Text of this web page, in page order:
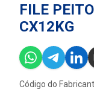
FILE
CX12KG
Código do